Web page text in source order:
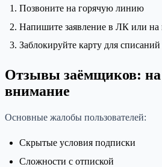
Позвоните на горячую линию
Напишите заявление в ЛК или на
Заблокируйте карту для
Отзывы заёмщиков: на
внимание
Основные жалобы пользователей:
Скрытые условия подписки
Сложности с отпиской